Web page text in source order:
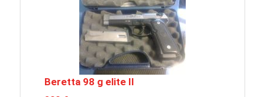
Beretta 98 g elite II